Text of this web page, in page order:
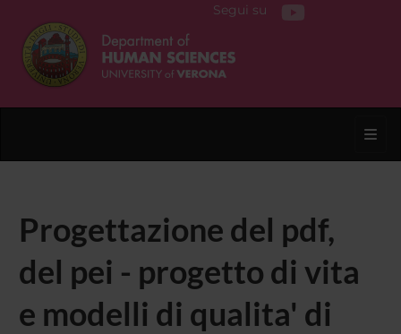
Segui su
Progettazione del pdf,
del pei - progetto di vita
e modelli di qualita' di